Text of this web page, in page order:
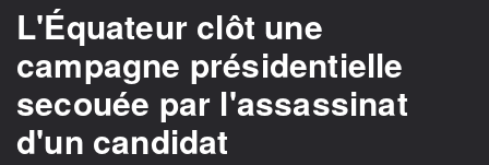
L'Équateur clôt une
campagne présidentielle
secouée par l'assassinat
d'un candidat